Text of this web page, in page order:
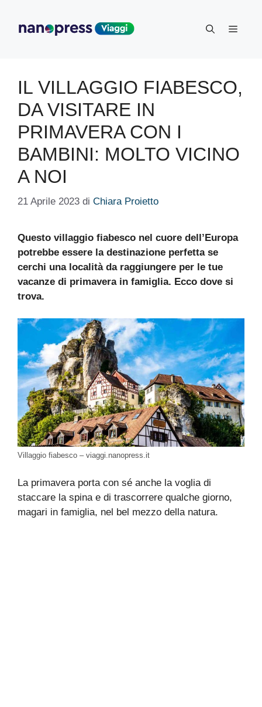
contenuto
Menu
IL VILLAGGIO FIABESCO,
DA VISITARE IN
PRIMAVERA CON I
BAMBINI: MOLTO VICINO
A NOI
21 Aprile 2023 di Chiara Proietto
Questo villaggio fiabesco nel cuore dell’Europa
potrebbe essere la destinazione perfetta se
cerchi una località da raggiungere per le tue
vacanze di primavera in famiglia. Ecco dove si
trova.
Villaggio fiabesco – viaggi.nanopress.it
La primavera porta con sé anche la voglia di
staccare la spina e di trascorrere qualche giorno,
magari in famiglia, nel bel mezzo della natura.